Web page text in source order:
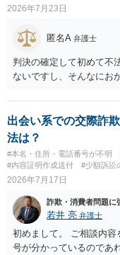
2026年7月23日
匿名A 弁護士
判決の確定して初めて不
ないですし、そんなにお
出会い系での交際詐
法は？
#本名・住所・電話番号が不明
#内容証明作成送付
#少額訴訟
2026年7月17日
詐欺・消費者問題に
若井 亮 弁護士
初めまして。 ご相談内
号が分かっているのであ